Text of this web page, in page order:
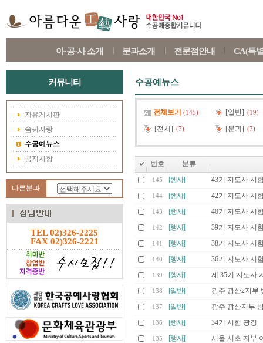
아·공·사 소개 분과소개 전문점안내 CA(특
커뮤니티
자유게시판
솜씨자랑
수공예뉴스
공지사항
다른분과
TEL 02)326-2225
FAX 02)326-2221
수공예뉴스
전체보기 (145) [일반] (19)
[전시] (7) [분과] (7)
번호 분류
145 [행사] 43기 지도사 시
144 [행사] 42기 지도사 시
143 [행사] 40기 지도사 시
142 [행사] 39기 지도사 시
141 [행사] 38기 지도사 시
140 [행사] 36기 지도사 시
139 [행사] 제 35기 지도사
138 [일반] 광주 광산2지부
137 [일반] 광주 광산지부
136 [행사] 34기 시험 광경
135 [행사] 서울 서초 지부